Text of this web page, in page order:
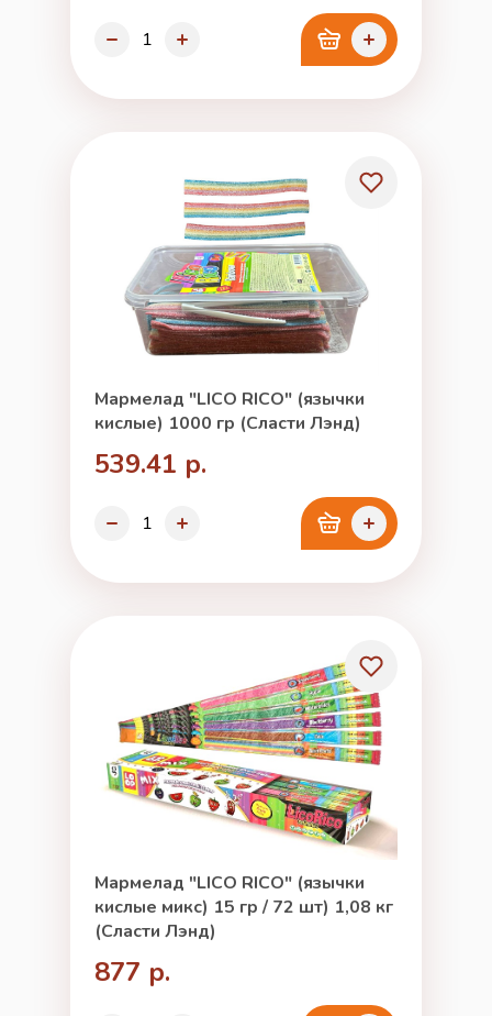
Мармелад "LICO RICO" (язычки
кислые) 1000 гр (Сласти Лэнд)
539.41 р.
Мармелад "LICO RICO" (язычки
кислые микс) 15 гр / 72 шт) 1,08 кг
(Сласти Лэнд)
877 р.